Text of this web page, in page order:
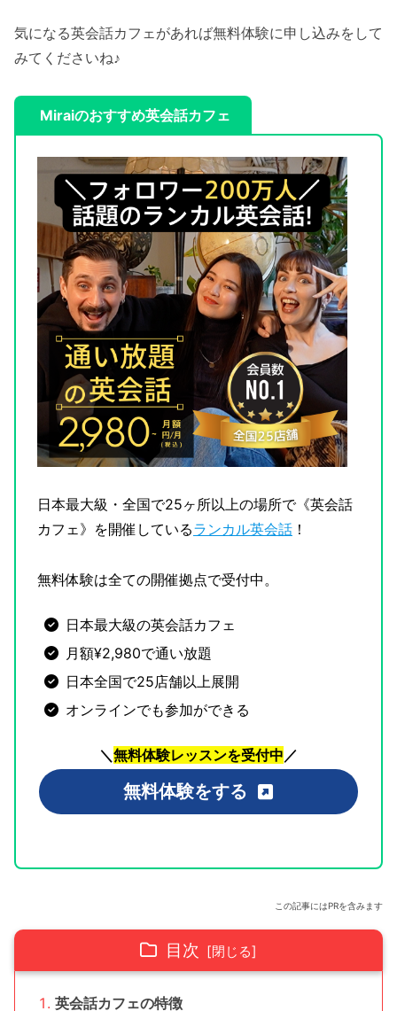
気になる英会話カフェがあれば無料体験に申し込みをして
みてくださいね♪
Miraiのおすすめ英会話カフェ
日本最大級・全国で25ヶ所以上の場所で《英会話
カフェ》を開催しているランカル英会話 ！
無料体験は全ての開催拠点で受付中。
日本最大級の英会話カフェ
月額¥2,980で通い放題
日本全国で25店舗以上展開
オンラインでも参加ができる
＼無料体験レッスンを受付中／
無料体験をする
この記事にはPRを含みます
目次
英会話カフェの特徴